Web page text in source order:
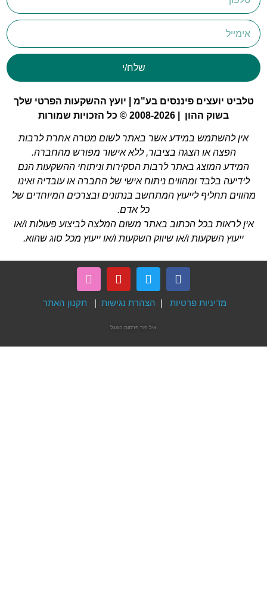
יועצים פיננסים בע"מ | יועץ ההשקעות הפרטי שלך
בשוק ההון | 2008-2026 © כל הזכויות שמורות
במידע אשר באתר לשום מטרה אחרת לרבות
או הצגה בציבור, ללא אישור מפורש מהחברה.
המוצג באתר לרבות הסקירות וניתוחי ההשקעות הנם
בלבד ומהווים ניתוח אישי של החברה או עובדיה ואינו
תחליף לייעוץ המתחשב בנתונים ובצרכים המיוחדים של
בכל הכתוב באתר משום המלצה לביצוע פעולות ו/או
השקעות ו/או שיווק השקעות ו/או ייעוץ מכל סוג שהוא.
מדיניות פרטיות|הצהרת נגישות|תקנון האתר
פרסום בגוגל